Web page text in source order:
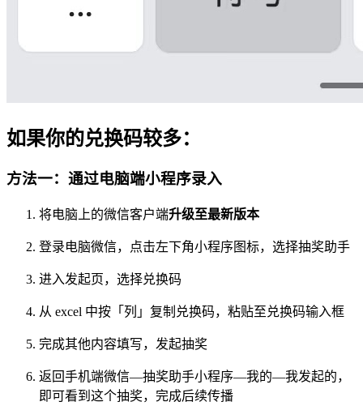
如果你的兑换码较多：
方法一：通过电脑端小程序录入
将电脑上的微信客户端升级至最新版本
登录电脑微信，点击左下角小程序图标，选择抽奖助手
进入发起页，选择兑换码
从 excel 中按「列」复制兑换码，粘贴至兑换码输入框
完成其他内容填写，发起抽奖
返回手机端微信—抽奖助手小程序—我的—我发起的，
即可看到这个抽奖，完成后续传播